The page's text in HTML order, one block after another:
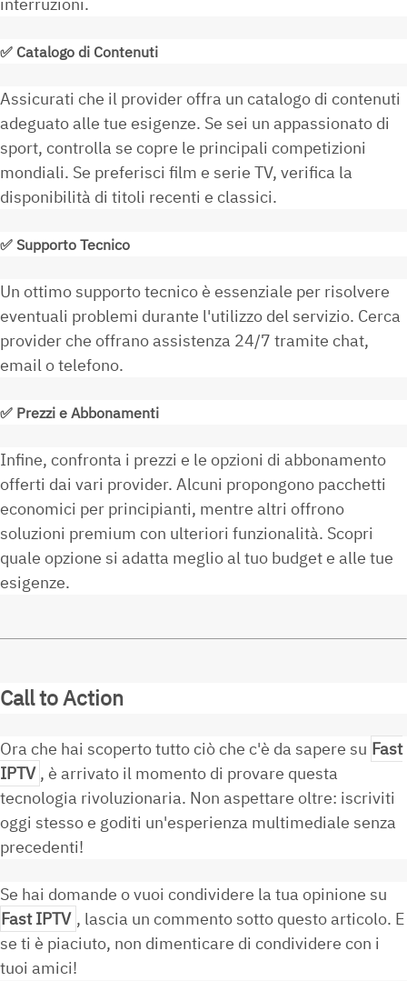
✅ Catalogo di Contenuti
Assicurati che il provider offra un catalogo di contenuti
adeguato alle tue esigenze. Se sei un appassionato di
sport, controlla se copre le principali competizioni
mondiali. Se preferisci film e serie TV, verifica la
disponibilità di titoli recenti e classici.
✅Supporto Tecnico
Un ottimo supporto tecnico è essenziale per risolvere
eventuali problemi durante l'utilizzo del servizio. Cerca
provider che offrano assistenza 24/7 tramite chat,
email o telefono.
✅ Prezzi e Abbonamenti
Infine, confronta i prezzi e le opzioni di abbonamento
offerti dai vari provider. Alcuni propongono pacchetti
economici per principianti, mentre altri offrono
soluzioni premium con ulteriori funzionalità. Scopri
quale opzione si adatta meglio al tuo budget e alle tue
esigenze.
Call to Action
Ora che hai scoperto tutto ciò che c'è da sapere su Fast
IPTV, è arrivato il momento di provare questa
tecnologia rivoluzionaria. Non aspettare oltre: iscriviti
oggi stesso e goditi un'esperienza multimediale senza
precedenti!
Se hai domande o vuoi condividere la tua opinione su
Fast IPTV , lascia un commento sotto questo articolo. E
se ti è piaciuto, non dimenticare di condividere con i
tuoi amici!